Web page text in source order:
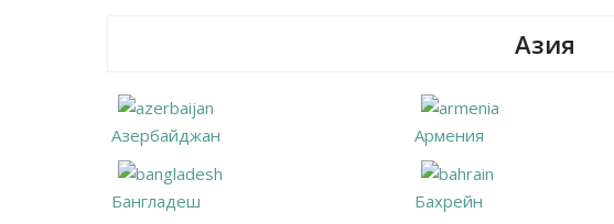
Азия
Азербайджан Армения
Бангладеш Бахрейн